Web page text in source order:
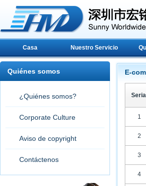
Casa Nuestro Servicio
Quiénes somos
¿Quiénes somos?
Corporate Culture
Aviso de copyright
Contáctenos
E-
Serial
1
2
3
4